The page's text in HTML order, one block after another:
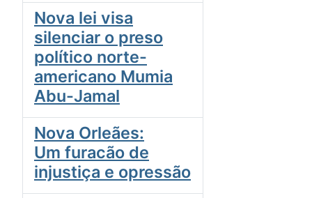
Nova lei visa
silenciar o preso
político norte-
americano Mumia
Abu-Jamal
Nova Orleães:
Um furacão de
injustiça e opressão